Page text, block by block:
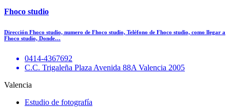
Fhoco studio
Dirección Fhoco studio, numero de Fhoco studio, Teléfono de Fhoco studio, como llegar a
Fhoco studio, Donde…
0414-4367692
C.C. Trigaleña Plaza Avenida 88A Valencia 2005
Valencia
Estudio de fotografía